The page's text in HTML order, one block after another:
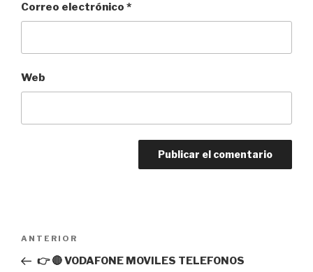
Correo electrónico *
Web
Entrada
anterior:
ANTERIOR
👉 🔴 VODAFONE MOVILES TELEFONOS